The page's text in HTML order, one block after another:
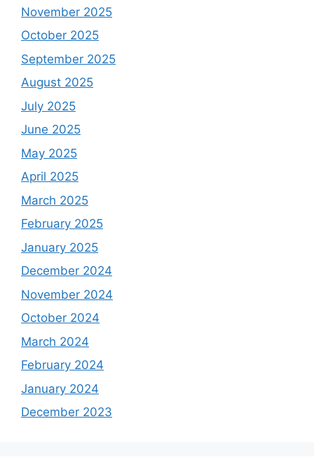
November 2025
October 2025
September 2025
August 2025
July 2025
June 2025
May 2025
April 2025
March 2025
February 2025
January 2025
December 2024
November 2024
October 2024
March 2024
February 2024
January 2024
December 2023